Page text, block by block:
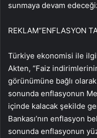
sunmaya devam
REKLAM“ENFLASYON
Türkiye ekonomisi ile
Akten, “Faiz
görünümüne bağlı
sonunda enflasyonun
içinde kalacak şekilde
Bankası’nın enflasyon
sonunda enflasyonun